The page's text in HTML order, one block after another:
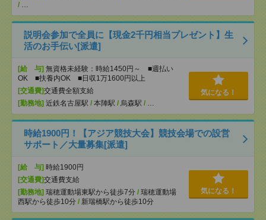
/ …
説明会参加で全員に【現金2千円相当プレゼント】生
活のお手伝い[派遣]
[給 与] 無資格未経験：時給1450円～ ■週払い
OK ■扶養内OK ■日収1万1600円以上
[交通費]交通費全額支給
[勤務地] 近鉄名古屋駅 / 本陣駅 / 烏森駅 / …
気になる！
時給1900円！【アジア競技大会】競技会場での設営
サポート／大量募集[派遣]
[給 与] 時給1900円
[交通費]交通費支給
[勤務地] 瑞穂運動場東駅から徒歩7分 / 瑞穂運動場
西駅から徒歩10分 / 新瑞橋駅から徒歩10分
気になる！